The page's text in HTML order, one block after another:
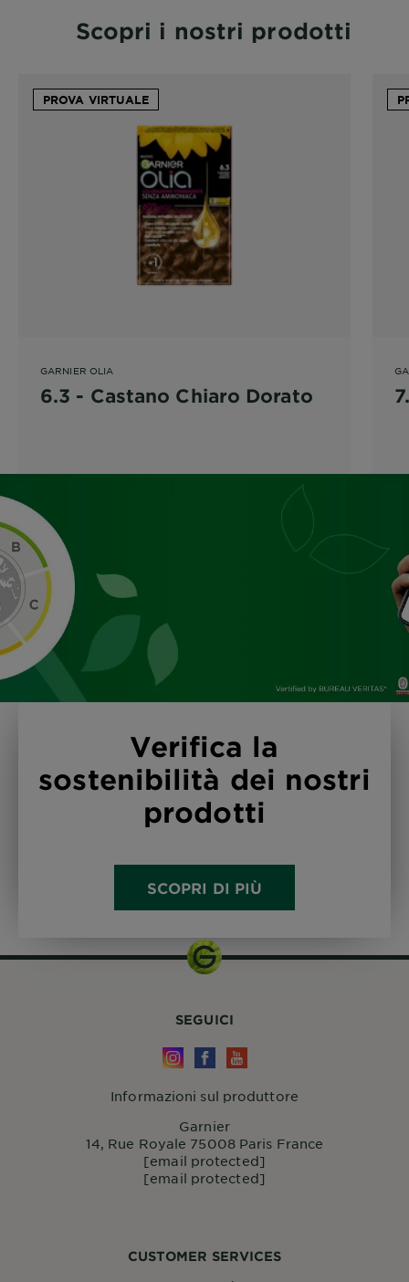
Scopri i nostri prodotti
PROVA VIRTUALE
GARNIER OLIA
6.3 - Castano Chiaro Dorato
Verifica la
sostenibilità dei nostri
prodotti
SCOPRI DI PIÙ
CUSTOMER SERVICES
SEGUICI
Informazioni sul produttore
Garnier
14, Rue Royale 75008 Paris France
[email protected]
[email protected]